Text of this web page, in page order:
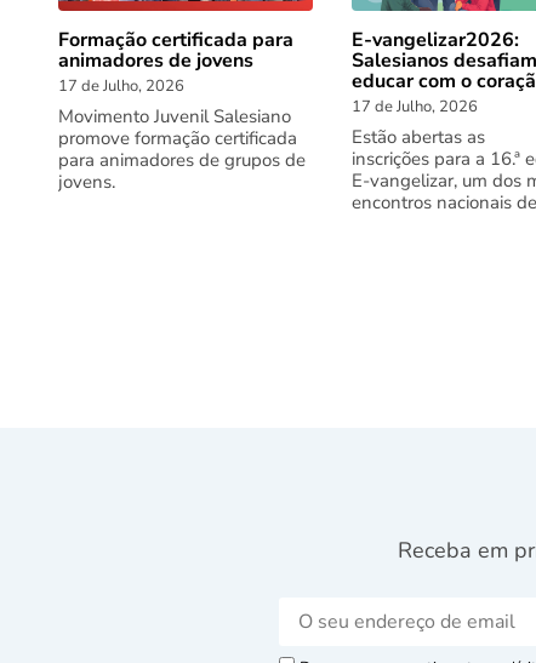
Formação certificada para
animadores de jovens
17 de Julho, 2026
Movimento Juvenil Salesiano
promove formação certificada
para animadores de grupos de
jovens.
E-vangelizar2026:
Salesianos
educar com o
17 de Julho, 2026
Estão abertas as
inscrições para a 16.ª
E-vangelizar, um dos
encontros nacionais
Receba em